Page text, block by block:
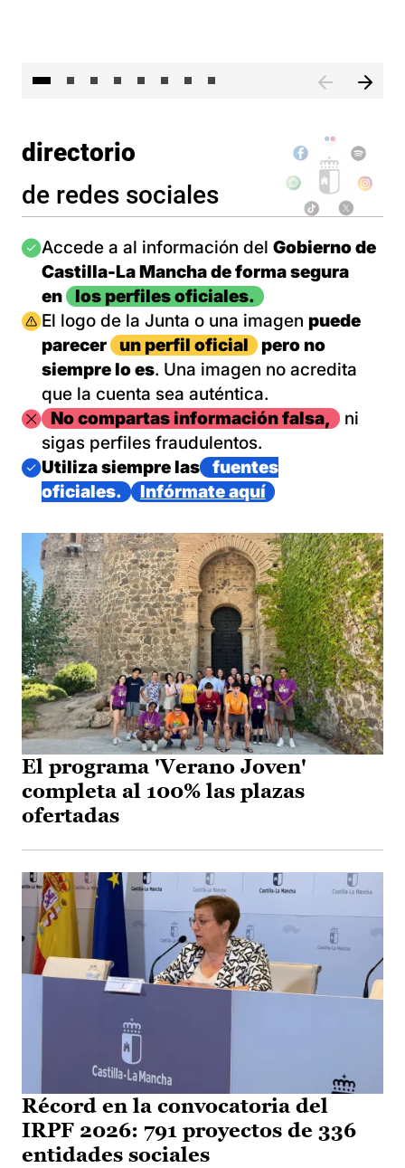
directorio
de redes sociales
Imagen
Accede a al información del Gobierno de
Castilla-La Mancha de forma segura
en
los perfiles oficiales.
Imagen
El logo de la Junta o una imagen puede
parecer
un perfil oficial
pero no
siempre lo es. Una imagen no acredita
que la cuenta sea auténtica.
ImagenNo compartas información falsa,
ni
sigas perfiles fraudulentos.
Imagen
Utiliza siempre las
fuentes
oficiales.
Infórmate aquí
El programa 'Verano Joven'
completa al 100% las plazas
ofertadas
Récord en la convocatoria del
IRPF 2026: 791 proyectos de 336
entidades sociales